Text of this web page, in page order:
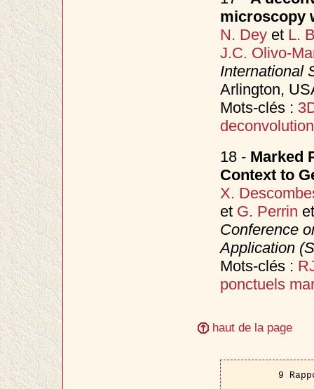
microscopy
N. Deyet L.
J.C. Olivo-
International
Arlington,
Mots-clés :
deconvolution
18 - Marked
Context to
X.
et G. Perrin
Conference
Application
Mots-clés :
ponctuels
haut de la page
9